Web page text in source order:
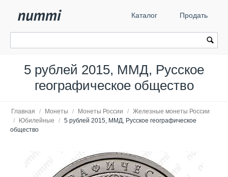
Каталог Продать
5 рублей 2015, ММД, Русское
географическое общество
Главная / Монеты / Монеты России / Железные монеты России
/
Юбилейные / 5 рублей 2015, ММД, Русское географическое
общество